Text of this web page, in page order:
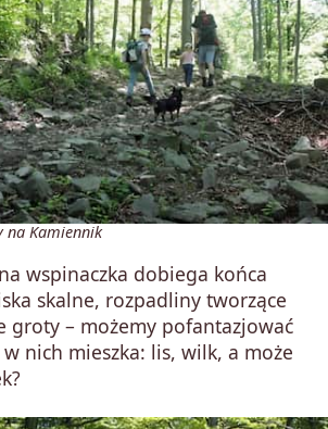
na Kamiennik
wspinaczka dobiega końca
skalne, rozpadliny tworzące
groty – możemy pofantazjować
nich mieszka: lis, wilk, a może